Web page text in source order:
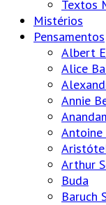
Textos
Mistérios
Pensamentos
Albert
Alice
Annie
Antoine
Arthur
Buda
Baruch